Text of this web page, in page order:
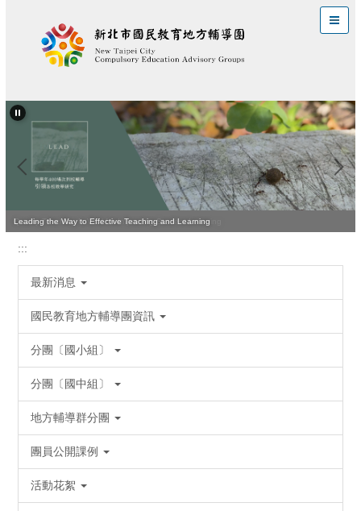
區
Quality Teaching Is Vital for Improving Student Learning
Leading the Way to Effective Teaching and Learning
:::
最新消息
國民教育地方輔導團資訊
分團〔國小組〕
分團〔國中組〕
地方輔導群分團
團員公開課例
活動花絮